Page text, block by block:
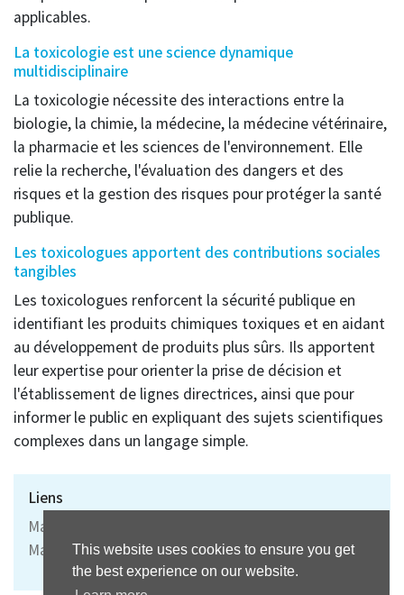
This website uses cookies to ensure you get
the best experience on our website.
applicables.
La toxicologie est une science dynamique
multidisciplinaire
La toxicologie nécessite des interactions entre la
biologie, la chimie, la médecine, la médecine vétérinaire,
la pharmacie et les sciences de l'environnement. Elle
relie la recherche, l'évaluation des dangers et des
risques et la gestion des risques pour protéger la santé
publique.
Les toxicologues apportent des contributions sociales
tangibles
Les toxicologues renforcent la sécurité publique en
identifiant les produits chimiques toxiques et en aidant
au développement de produits plus sûrs. Ils apportent
leur expertise pour orienter la prise de décision et
l'établissement de lignes directrices, ainsi que pour
informer le public en expliquant des sujets scientifiques
complexes dans un langage simple.
Liens
Master of Science in Drug Sciences
Master of Advanced Studies in Toxicology